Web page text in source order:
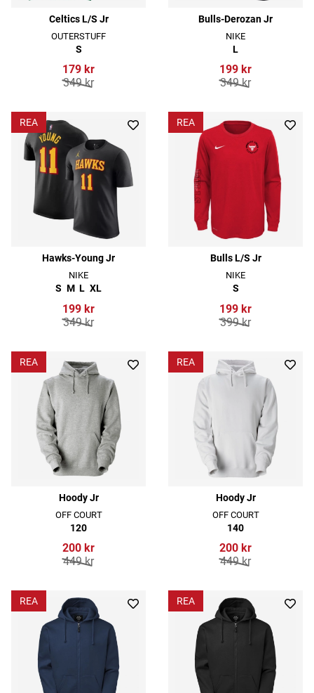
Celtics L/S Jr
OUTERSTUFF
S
179 kr
349 kr
Bulls-Derozan Jr
NIKE
L
199 kr
349 kr
REA
Hawks-Young Jr
NIKE
S M L XL
199 kr
349 kr
REA
Bulls L/S Jr
NIKE
S
199 kr
399 kr
REA
Hoody Jr
OFF COURT
120
200 kr
449 kr
REA
Hoody Jr
OFF COURT
140
200 kr
449 kr
REA REA